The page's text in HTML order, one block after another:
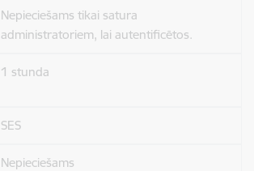
Nepieciešams tikai satura
administratoriem, lai autentificētos.
1 stunda
SES
Nepieciešams